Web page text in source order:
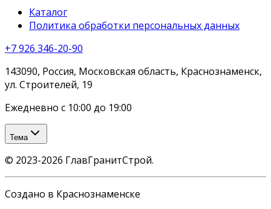
Каталог
Политика обработки персональных данных
+7 926 346-20-90
143090, Россия, Московская область, Краснознаменск,
ул. Строителей, 19
Ежедневно с 10:00 до 19:00
Тема
© 2023-2026 ГлавГранитСтрой.
Создано в Краснознаменске